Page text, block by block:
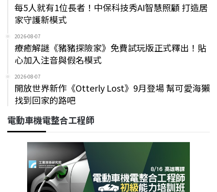
每5人就有1位長者！中保科技秀AI智慧照顧 打造居
家守護新模式
2026-08-07
療癒解謎《豬豬探險家》免費試玩版正式釋出！貼
心加入注音與假名模式
2026-08-07
開放世界新作《Otterly Lost》9月登場 幫可愛海獺
找到回家的路吧
電動車機電整合工程師